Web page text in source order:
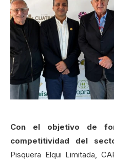
Con el objetivo de
competitividad del
Pisquera Elqui Limitada,